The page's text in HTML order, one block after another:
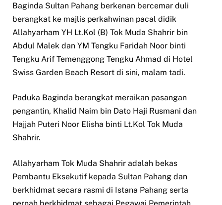
Baginda Sultan Pahang berkenan bercemar duli
berangkat ke majlis perkahwinan pacal didik
Allahyarham YH Lt.Kol (B) Tok Muda Shahrir bin
Abdul Malek dan YM Tengku Faridah Noor binti
Tengku Arif Temenggong Tengku Ahmad di Hotel
Swiss Garden Beach Resort di sini, malam tadi.
Paduka Baginda berangkat meraikan pasangan
pengantin, Khalid Naim bin Dato Haji Rusmani dan
Hajjah Puteri Noor Elisha binti Lt.Kol Tok Muda
Shahrir.
Allahyarham Tok Muda Shahrir adalah bekas
Pembantu Eksekutif kepada Sultan Pahang dan
berkhidmat secara rasmi di Istana Pahang serta